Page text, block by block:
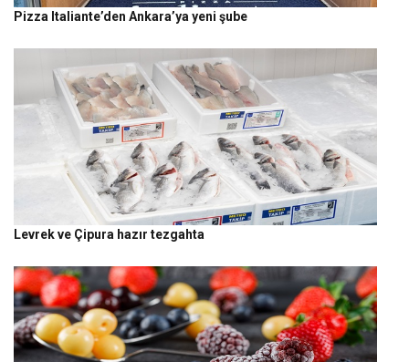
Pizza Italiante’den Ankara’ya yeni şube
Levrek ve Çipura hazır tezgahta